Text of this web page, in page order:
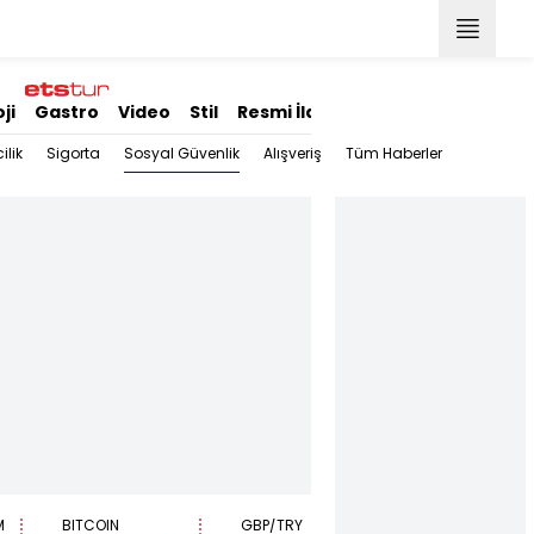
Gastro Video Stil Resmi İlanlar
Sigorta Sosyal Güvenlik Alışveriş Tüm Haberler
BITCOIN GBP/TRY